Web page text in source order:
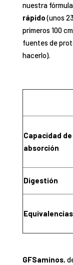
nuestra
rápido(unos
primeros 100
fuentes de
hacerlo).
Capacidad de
absorción
Digestión
Equivalencias
GFSaminos,